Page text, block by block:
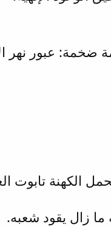
ضخمة: عبور نهر
الكهنة تابوت
زال يقود شعبه.